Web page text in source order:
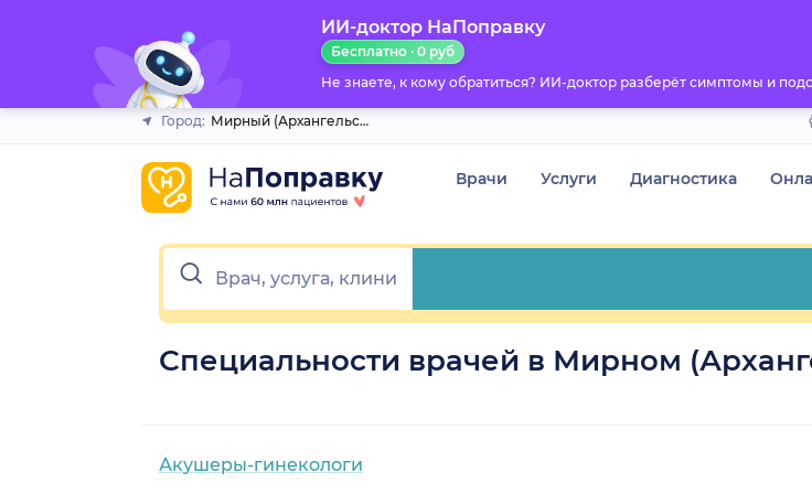
ИИ-доктор НаПоправку
Бесплатно · 0 руб
Не знаете, к кому обратиться? ИИ-доктор разберёт симптомы и
Город: Мирный (Архангельская обл.)
Врачи Услуги Диагностика
Специальности врачей в Мирном
Акушеры-гинекологи